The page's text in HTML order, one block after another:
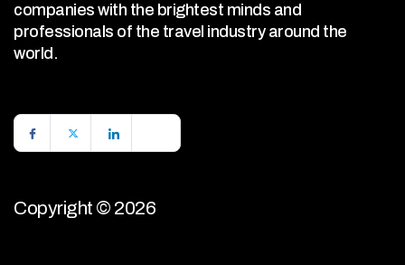
companies with the brightest minds and
professionals of the travel industry around the
world.
Copyright © 2026